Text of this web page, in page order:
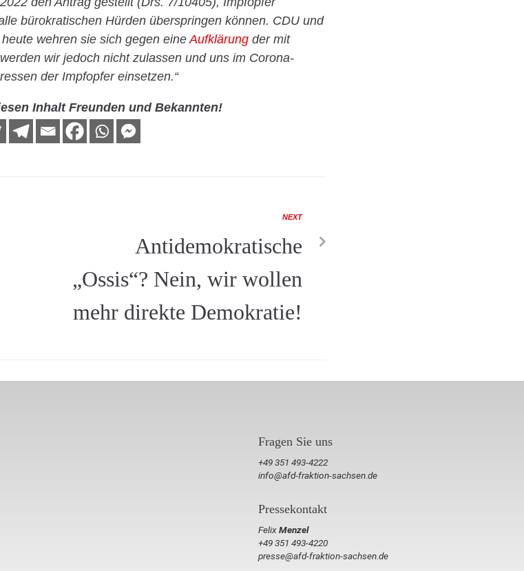
bürokratischen Hürden überspringen können. CDU und
wehren sie sich gegen eineAufklärung der mit
wir jedoch nicht zulassen und uns im Corona-
der Impfopfer einsetzen.“
Inhalt Freunden und Bekannten!
NEXT
Antidemokratische
„Ossis“? Nein, wir wollen
mehr direkte Demokratie!
Fragen Sie uns
+49 351 493-4222
info@afd-fraktion-sachsen.de
Pressekontakt
FelixMenzel
+49 351 493-4220
presse@afd-fraktion-sachsen.de